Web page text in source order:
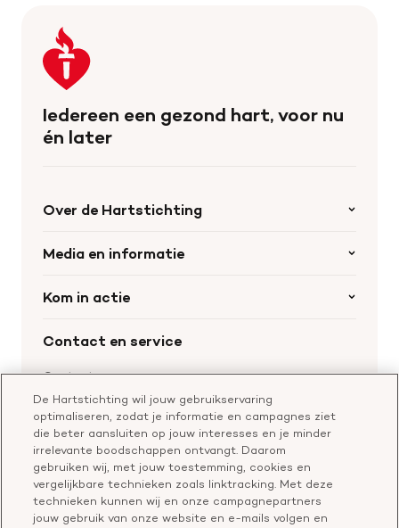
Keer
terug
naar
homepage
Iedereen een gezond hart, voor nu
én later
Over de Hartstichting
Organisatie
Werken bij de Hartstichting
Media en informatie
Nieuws
Materialen bestellen
Aanmelden nieuwsbrief
Kom in actie
Leer reanimeren
Geef ter nagedachtenis
Start een actie
Contact en service
Contactgegevens
Bel of chat met een voorlichter
Vragen over donateurschap
Klachtenformulier
Check je gesprek
De Hartstichting wil jouw gebruikservaring
optimaliseren, zodat je informatie en campagnes ziet
die beter aansluiten op jouw interesses en je minder
irrelevante boodschappen ontvangt. Daarom
gebruiken wij, met jouw toestemming, cookies en
vergelijkbare technieken zoals linktracking. Met deze
technieken kunnen wij en onze campagnepartners
jouw gebruik van onze website en e-mails volgen en